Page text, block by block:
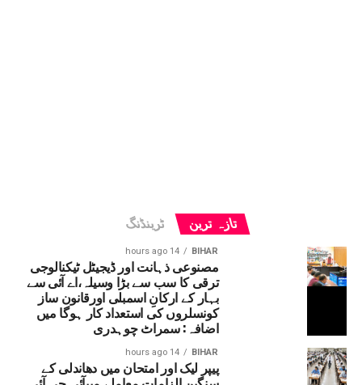
تازہ ترین ٹرینڈنگ
BIHAR
14 hours ago
مصنوعی ذہانت اور ڈیجیٹل ٹیکنالوجی
ترقی کا سب سے بڑا وسیلہ،اے آئی سے
بہار کے ارکانِ اسمبلی اورقانون ساز
کونسلروں کی استعداد کار ہوگا میں
اضافہ: سمراٹ چوہدری
BIHAR
14 hours ago
پیپر لیک اور امتحان میں دھاندلی کے